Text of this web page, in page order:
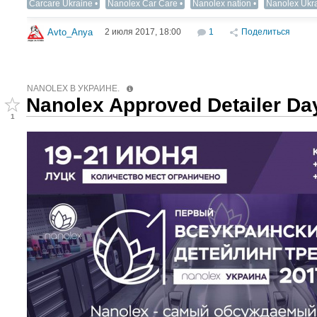
Carcare Ukraine Nanolex Car Care Nanolex nation Nanolex
Avto_Anya 2 июля 2017, 18:00 1 Поделиться
NANOLEX В УКРАИНЕ.
1
Nanolex Approved Detailer